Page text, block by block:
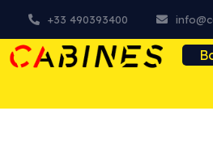
+33 490393400